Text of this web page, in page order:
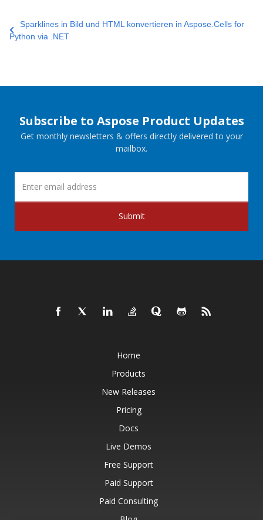
Sparklines in Bild und HTML konvertieren in Aspose.Cells for
Python via .NET
Subscribe to Aspose Product Updates
Get monthly newsletters & offers directly delivered to your
mailbox.
Submit
Home
Products
New Releases
Pricing
Docs
Live Demos
Free Support
Paid Support
Paid Consulting